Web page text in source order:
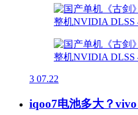
3 07.22
iqoo7电池多大？